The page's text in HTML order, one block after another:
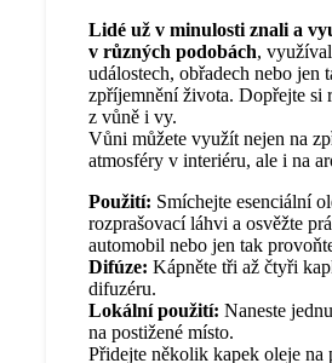
Lidé už v minulosti znali a
v různých podobách,
událostech, obřadech nebo jen
zpříjemnění života. Dopřejte si
z vůně i vy.
Vůni můžete využít nejen na
atmosféry v interiéru, ale i na
Použití: Smíchejte esenciální
rozprašovací láhvi a osvěžte
automobil nebo jen tak
Difúze: Kápněte tři až čtyři
difuzéru.
Lokální použití: Naneste
na postižené místo.
Přidejte několik kapek oleje na